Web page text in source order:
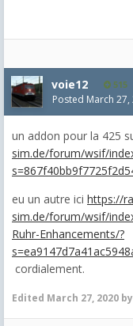
voie12 515
Posted March 27,
un addon pour la 425
sim.de/forum/wsif/
eu un autre ici https://
sim.de/forum/wsif/
Ruhr-Enhancements/?
cordialement.
Edited March 27, 2020